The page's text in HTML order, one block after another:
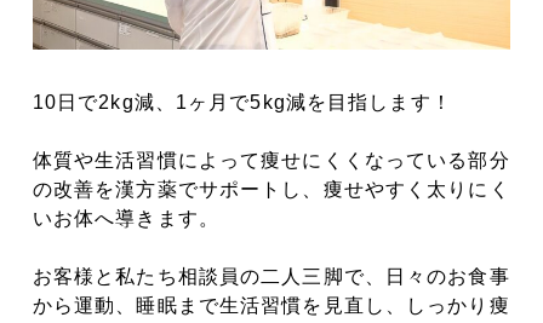
10日で2kg減、1ヶ月で5kg減を目指します！
体質や生活習慣によって痩せにくくなっている部分
の改善を漢方薬でサポートし、痩せやすく太りにく
いお体へ導きます。
お客様と私たち相談員の二人三脚で、日々のお食事
から運動、睡眠まで生活習慣を見直し、しっかり痩